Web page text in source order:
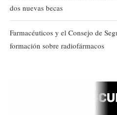
dos nuevas becas
Farmacéuticos y el Consejo de
formación sobre radiofármacos